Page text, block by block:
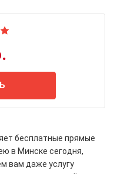
бесплатные прямые
в Минске сегодня,
вам даже услугу